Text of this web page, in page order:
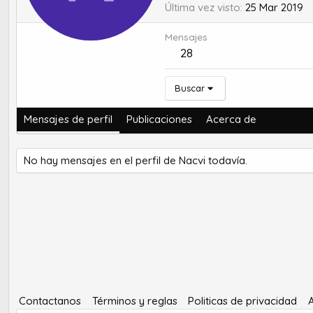
Última vez visto 25 Mar 2019
Mensajes
28
Buscar
Mensajes de perfil Publicaciones Acerca de
No hay mensajes en el perfil de Nacvi todavía.
Contactanos Términos y reglas Politicas de privacidad